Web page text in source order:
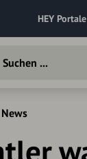
HEY
News